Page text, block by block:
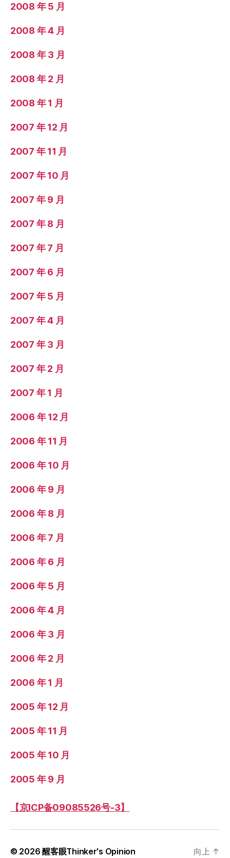
2008 年 5 月
2008 年 4 月
2008 年 3 月
2008 年 2 月
2008 年 1 月
2007 年 12 月
2007 年 11 月
2007 年 10 月
2007 年 9 月
2007 年 8 月
2007 年 7 月
2007 年 6 月
2007 年 5 月
2007 年 4 月
2007 年 3 月
2007 年 2 月
2007 年 1 月
2006 年 12 月
2006 年 11 月
2006 年 10 月
2006 年 9 月
2006 年 8 月
2006 年 7 月
2006 年 6 月
2006 年 5 月
2006 年 4 月
2006 年 3 月
2006 年 2 月
2006 年 1 月
2005 年 12 月
2005 年 11 月
2005 年 10 月
2005 年 9 月
【京ICP备09085526号-3】
© 2026醒客眼Thinker's Opinion 向上 ↑